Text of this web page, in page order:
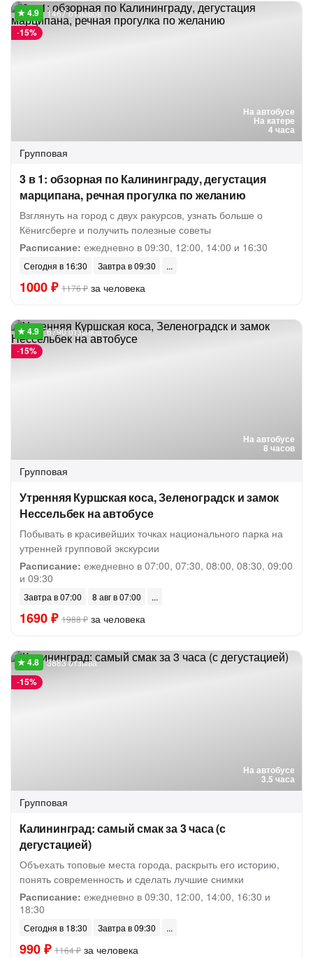
На автобусе
На катере
4 часа
-15%
1467 отзывов
Групповая
3 в 1: обзорная по Калининграду, дегустация
марципана, речная прогулка по желанию
Взглянуть на город с двух ракурсов, узнать больше о
Кёнигсберге и получить полезные советы
Расписание: ежедневно в 09:30, 12:00, 14:00 и 16:30
Сегодня в 16:30 Завтра в 09:30
1000 ₽ 1176 ₽ за человека
На автобусе
8 часов
-15%
6790 отзывов
Групповая
Утренняя Куршская коса, Зеленоградск и замок
Нессельбек на автобусе
Побывать в красивейших точках национального парка на
утренней групповой экскурсии
Расписание: ежедневно в 07:00, 07:30, 08:00, 08:30, 09:00
и 09:30
Завтра в 07:00 8 авг в 07:00
1690 ₽ 1988 ₽ за человека
На автобусе
3.5 часа
-15%
3883 отзыва
Групповая
Калининград: самый смак за 3 часа (с
дегустацией)
Объехать топовые места города, раскрыть его историю,
понять современность и сделать лучшие снимки
Расписание: ежедневно в 09:30, 12:00, 14:00, 16:30 и
18:30
Сегодня в 18:30 Завтра в 09:30
990 ₽ 1164 ₽ за человека